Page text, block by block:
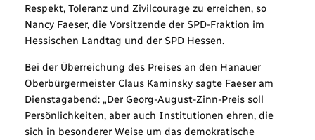
Respekt, Toleranz und Zivilcourage zu erreichen, so
Nancy Faeser, die Vorsitzende der SPD-Fraktion im
Hessischen Landtag und der SPD Hessen.
Bei der Überreichung des Preises an den Hanauer
Oberbürgermeister Claus Kaminsky sagte Faeser am
Dienstagabend: „Der Georg-August-Zinn-Preis soll
Persönlichkeiten, aber auch Institutionen ehren, die
sich in besonderer Weise um das demokratische